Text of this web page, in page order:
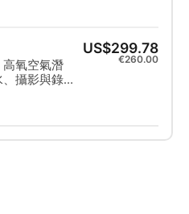
氧空氣潛
攝影與錄
US$299.78
€260.00